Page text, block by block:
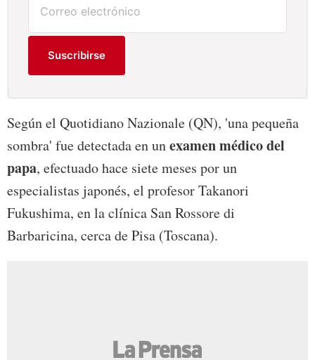
Suscribirse
Según el Quotidiano Nazionale (QN), 'una pequeña
sombra' fue detectada en unexamen médico del
papa, efectuado hace siete meses por un
especialistas japonés, el profesor Takanori
Fukushima, en la clínica San Rossore di
Barbaricina, cerca de Pisa (Toscana).